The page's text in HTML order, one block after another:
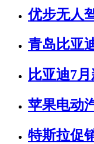
优步无人
青岛比亚
比亚迪7
苹果电动
特斯拉促